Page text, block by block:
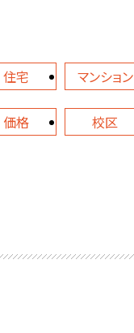
住宅 マンション
価格 校区